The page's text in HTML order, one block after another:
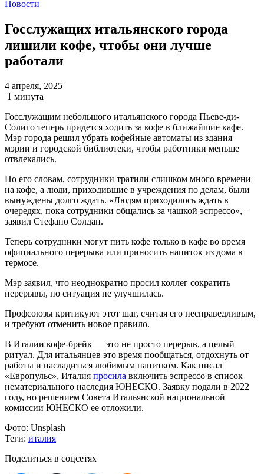
Новости
Госслужащих итальянского города
лишили кофе, чтобы они лучше
работали
4 апреля, 2025
1 минута
Госслужащим небольшого итальянского города Пьеве-ди-
Солиго теперь придется ходить за кофе в ближайшие кафе.
Мэр города решил убрать кофейные автоматы из здания
мэрии и городской библиотеки, чтобы работники меньше
отвлекались.
По его словам, сотрудники тратили слишком много времени
на кофе, а люди, приходившие в учреждения по делам, были
вынуждены долго ждать. «Людям приходилось ждать в
очередях, пока сотрудники общались за чашкой эспрессо», –
заявил Стефано Солдан.
Теперь сотрудники могут пить кофе только в кафе во время
официального перерыва или приносить напиток из дома в
термосе.
Мэр заявил, что неоднократно просил коллег сократить
перерывы, но ситуация не улучшилась.
Профсоюзы критикуют этот шаг, считая его несправедливым,
и требуют отменить новое правило.
В Италии кофе-брейк — это не просто перерыв, а целый
ритуал. Для итальянцев это время пообщаться, отдохнуть от
работы и насладиться любимым напитком. Как писал
«Европульс», Италия просила включить эспрессо в список
нематериального наследия ЮНЕСКО. Заявку подали в 2022
году, но решением Совета Итальянской национальной
комиссии ЮНЕСКО ее отложили.
Фото: Unsplash
Теги: италия
Поделиться в соцсетях